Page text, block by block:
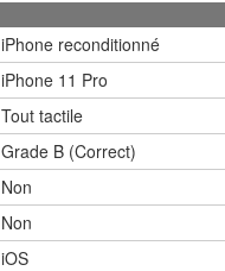
iPhone reconditionné
iPhone 11 Pro
Tout tactile
Grade B (Correct)
Non
Non
iOS